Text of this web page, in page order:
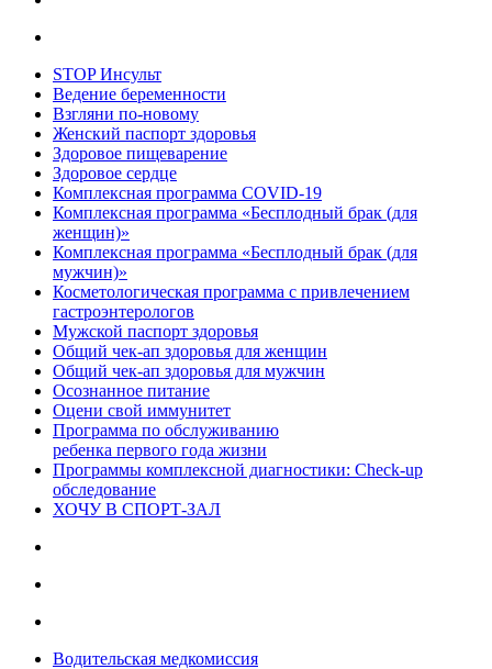
STOP Инсульт
Ведение беременности
Взгляни по-новому
Женский паспорт здоровья
Здоровое пищеварение
Здоровое сердце
Комплексная программа COVID-19
Комплексная программа «Бесплодный брак (для
женщин)»
Комплексная программа «Бесплодный брак (для
мужчин)»
Косметологическая программа с привлечением
гастроэнтерологов
Мужской паспорт здоровья
Общий чек-ап здоровья для женщин
Общий чек-ап здоровья для мужчин
Осознанное питание
Оцени свой иммунитет
Программа по обслуживанию
ребенка первого года жизни
Программы комплексной диагностики: Check-up
обследование
ХОЧУ В CПОРТ-ЗАЛ
Водительская медкомиссия